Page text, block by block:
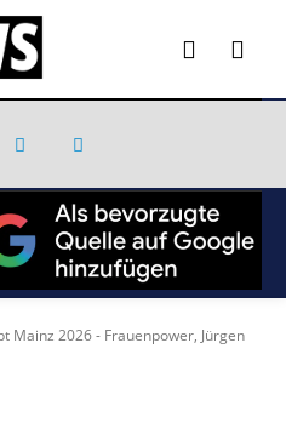
Mainz 2026 - Frauenpower, Jürgen